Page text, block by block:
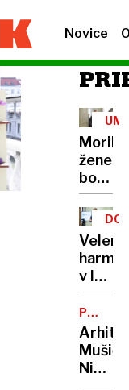
Novice
žene
bo
sedel
21
let
v lov
na
nov
rekord
CENTER
Mušič:
Nikoli
nisem